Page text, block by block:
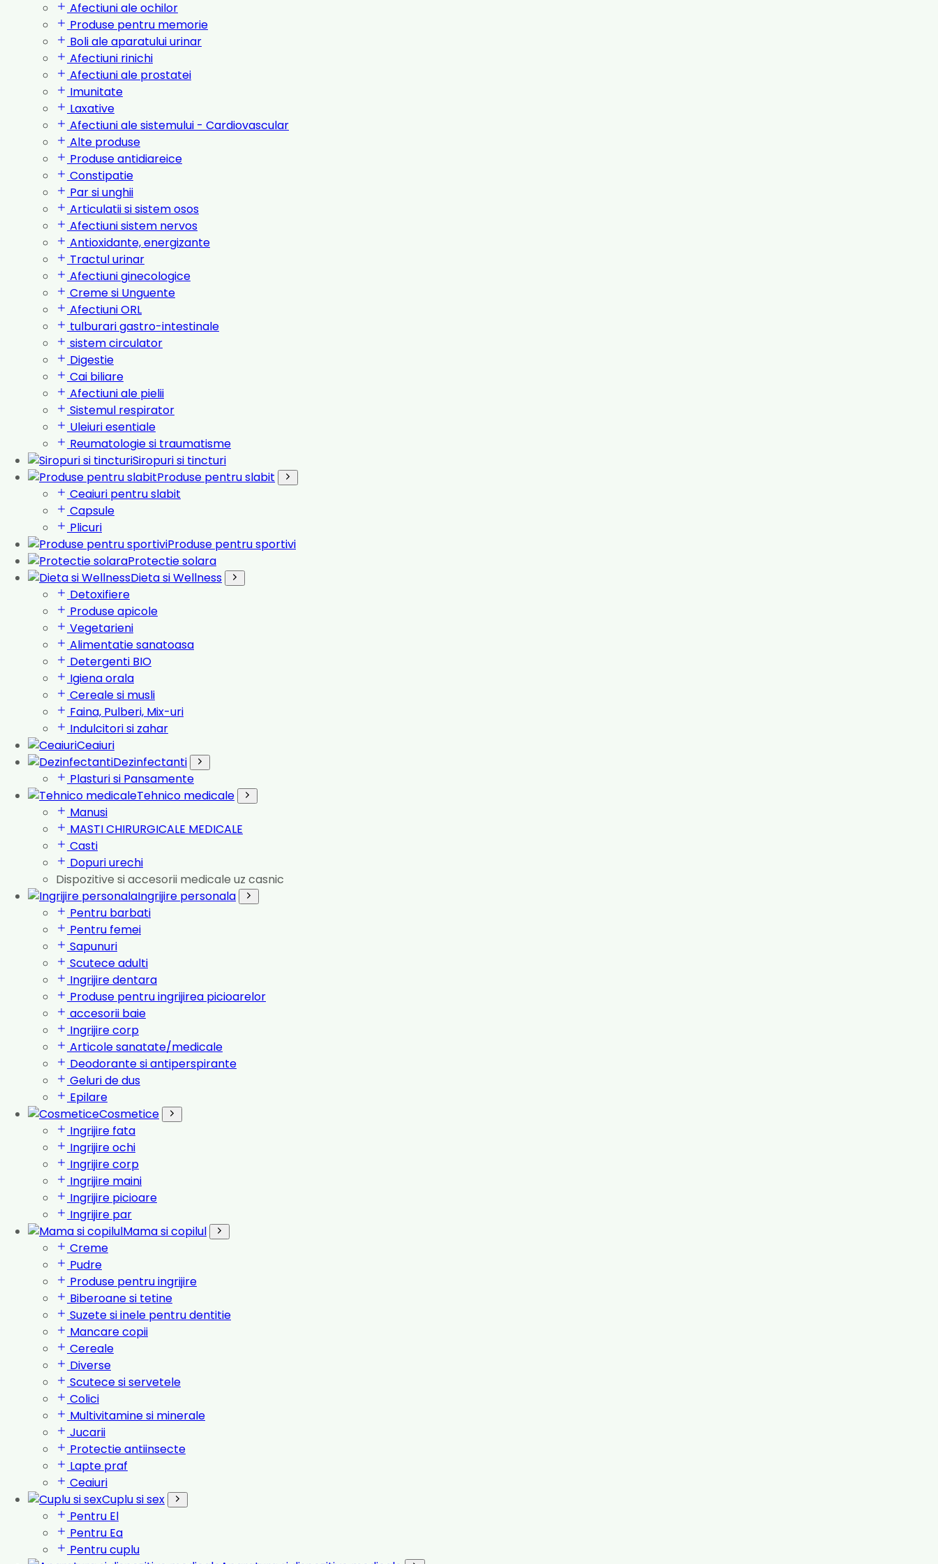
Afectiuni ale ochilor
Produse pentru memorie
Boli ale aparatului urinar
Afectiuni rinichi
Afectiuni ale prostatei
Imunitate
Laxative
Afectiuni ale sistemului - Cardiovascular
Alte produse
Produse antidiareice
Constipatie
Par si unghii
Articulatii si sistem osos
Afectiuni sistem nervos
Antioxidante, energizante
Tractul urinar
Afectiuni ginecologice
Creme si Unguente
Afectiuni ORL
tulburari gastro-intestinale
sistem circulator
Digestie
Cai biliare
Afectiuni ale pielii
Sistemul respirator
Uleiuri esentiale
Reumatologie si traumatisme
Siropuri si tincturi
Produse pentru slabit
Ceaiuri pentru slabit
Capsule
Plicuri
Produse pentru sportivi
Protectie solara
Dieta si Wellness
Detoxifiere
Produse apicole
Vegetarieni
Alimentatie sanatoasa
Detergenti BIO
Igiena orala
Cereale si musli
Faina, Pulberi, Mix-uri
Indulcitori si zahar
Ceaiuri
Dezinfectanti
Plasturi si Pansamente
Tehnico medicale
Manusi
MASTI CHIRURGICALE MEDICALE
Casti
Dopuri urechi
Dispozitive si accesorii medicale uz casnic
Ingrijire personala
Pentru barbati
Pentru femei
Sapunuri
Scutece adulti
Ingrijire dentara
Produse pentru ingrijirea picioarelor
accesorii baie
Ingrijire corp
Articole sanatate/medicale
Deodorante si antiperspirante
Geluri de dus
Epilare
Cosmetice
Ingrijire fata
Ingrijire ochi
Ingrijire corp
Ingrijire maini
Ingrijire picioare
Ingrijire par
Mama si copilul
Creme
Pudre
Produse pentru ingrijire
Biberoane si tetine
Suzete si inele pentru dentitie
Mancare copii
Cereale
Diverse
Scutece si servetele
Colici
Multivitamine si minerale
Jucarii
Protectie antiinsecte
Lapte praf
Ceaiuri
Cuplu si sex
Pentru El
Pentru Ea
Pentru cuplu